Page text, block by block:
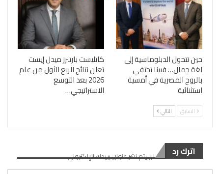
حين تتحول الدبلوماسية إلى
لغة جمال… فيينا تحتفي
بالروح المصرية في أمسية
استثنائية
كاتليست بارتنرز ميدل إيست
تعلن نتائج الربع الأول من عام
2026 بعد التوسع
الاستراتيجي…
السابق التالي
اترك رد لن يتم نشر عنوان بريدك الإلكتروني.